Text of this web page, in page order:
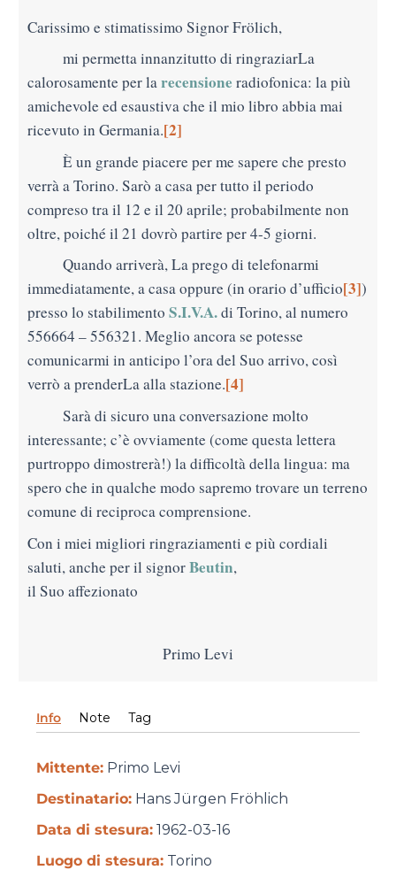
Carissimo e stimatissimo Signor Frölich,
mi permetta innanzitutto di ringraziarLa
calorosamente per larecensione radiofonica: la più
amichevole ed esaustiva che il mio libro abbia mai
ricevuto in Germania.[2]
È un grande piacere per me sapere che presto
verrà a Torino. Sarò a casa per tutto il periodo
compreso tra il 12 e il 20 aprile; probabilmente non
oltre, poiché il 21 dovrò partire per 4-5 giorni.
Quando arriverà, La prego di telefonarmi
immediatamente, a casa oppure (in orario d’ufficio[3])
presso lo stabilimento S.I.V.A.di Torino, al numero
556664 – 556321. Meglio ancora se potesse
comunicarmi in anticipo l’ora del Suo arrivo, così
verrò a prenderLa alla stazione.[4]
Sarà di sicuro una conversazione molto
interessante; c’è ovviamente (come questa lettera
purtroppo dimostrerà!) la difficoltà della lingua: ma
spero che in qualche modo sapremo trovare un terreno
comune di reciproca comprensione.
Con i miei migliori ringraziamenti e più cordiali
saluti, anche per il signorBeutin,
il Suo affezionato
Primo Levi
Info Note Tag
Mittente: Primo Levi
Destinatario: Hans Jürgen Fröhlich
Data di stesura: 1962-03-16
Luogo di stesura: Torino